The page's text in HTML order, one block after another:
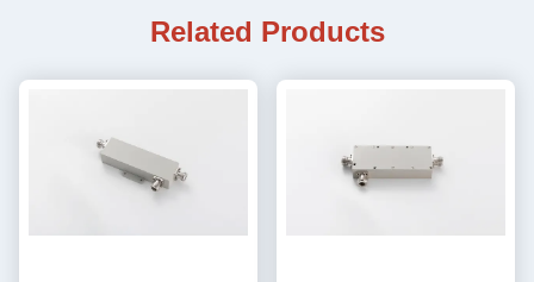
Related Products